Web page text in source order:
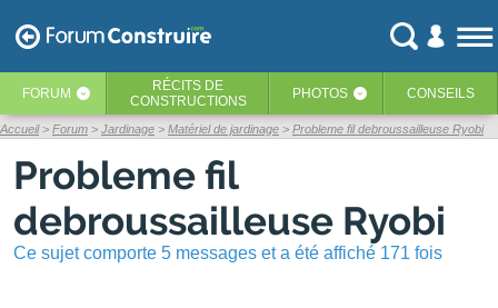
FORUM ‹ RÉCITS DE
CONSTRUCTIONS
PHOTOS ‹ CONSEILS
Accueil Forum Jardinage Matériel de jardinage Probleme fil debroussailleuse Ryobi
Probleme fil
debroussailleuse Ryobi
Ce sujet comporte 5 messages et a été affiché 171 fois